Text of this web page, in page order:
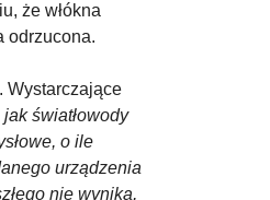
że włókna
odrzucona.
Wystarczające
światłowody
o ile
urządzenia
nie wynika,